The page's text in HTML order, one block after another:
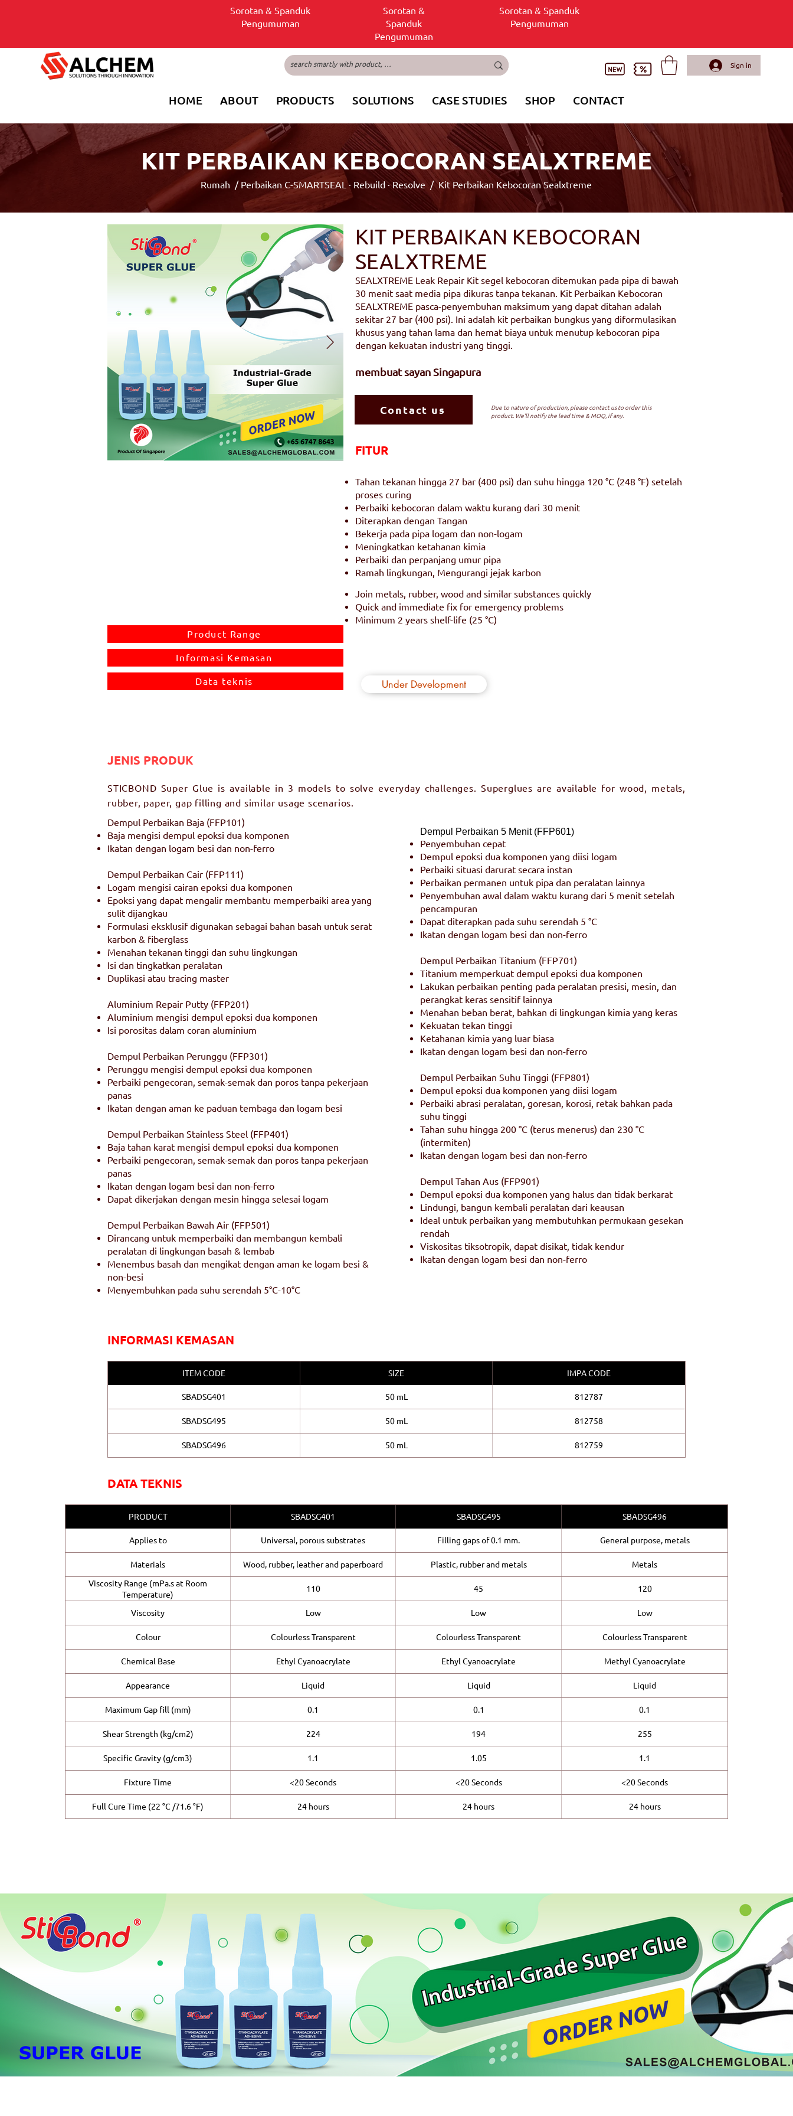
Sorotan & Spanduk
Pengumuman
Sorotan &
Spanduk
Pengumuman
Sorotan & Spanduk
Pengumuman
Sign in
HOME ABOUT PRODUCTS SOLUTIONS CASE STUDIES SHOP CONTACT
KIT PERBAIKAN KEBOCORAN SEALXTREME
Rumah / Perbaikan C-SMARTSEAL · Rebuild · Resolve / Kit Perbaikan Kebocoran Sealxtreme
Product Range
Informasi Kemasan
Data teknis
KIT PERBAIKAN KEBOCORAN
SEALXTREME
SEALXTREME Leak Repair Kit segel kebocoran ditemukan pada pipa di bawah
30 menit saat media pipa dikuras tanpa tekanan. Kit Perbaikan Kebocoran
SEALXTREME pasca-penyembuhan maksimum yang dapat ditahan adalah
sekitar 27 bar (400 psi). Ini adalah kit perbaikan bungkus yang diformulasikan
khusus yang tahan lama dan hemat biaya untuk menutup kebocoran pipa
dengan kekuatan industri yang tinggi.
membuat sayan Singapura
Contact us
Due to nature of production, please contact us to order this
product. We'll notify the lead time & MOQ, if any.
FITUR
Tahan tekanan hingga 27 bar (400 psi) dan suhu hingga 120 °C (248 °F) setelah
proses curing
Perbaiki kebocoran dalam waktu kurang dari 30 menit
Diterapkan dengan Tangan
Bekerja pada pipa logam dan non-logam
Meningkatkan ketahanan kimia
Perbaiki dan perpanjang umur pipa
Ramah lingkungan, Mengurangi jejak karbon
Join metals, rubber, wood and similar substances quickly
Quick and immediate fix for emergency problems
Minimum 2 years shelf-life (25 °C)
Under Development
JENIS PRODUK
STICBOND Super Glue is available in 3 models to solve everyday challenges. Superglues are available for wood, metals,
rubber, paper, gap filling and similar usage scenarios.
Dempul Perbaikan Baja (FFP101)
Baja mengisi dempul epoksi dua komponen
Ikatan dengan logam besi dan non-ferro
Dempul Perbaikan Cair (FFP111)
Logam mengisi cairan epoksi dua komponen
Epoksi yang dapat mengalir membantu memperbaiki area yang
sulit dijangkau
Formulasi eksklusif digunakan sebagai bahan basah untuk serat
karbon & fiberglass
Menahan tekanan tinggi dan suhu lingkungan
Isi dan tingkatkan peralatan
Duplikasi atau tracing master
Aluminium Repair Putty (FFP201)
Aluminium mengisi dempul epoksi dua komponen
Isi porositas dalam coran aluminium
Dempul Perbaikan Perunggu (FFP301)
Perunggu mengisi dempul epoksi dua komponen
Perbaiki pengecoran, semak-semak dan poros tanpa pekerjaan
panas
Ikatan dengan aman ke paduan tembaga dan logam besi
Dempul Perbaikan Stainless Steel (FFP401)
Baja tahan karat mengisi dempul epoksi dua komponen
Perbaiki pengecoran, semak-semak dan poros tanpa pekerjaan
panas
Ikatan dengan logam besi dan non-ferro
Dapat dikerjakan dengan mesin hingga selesai logam
Dempul Perbaikan Bawah Air (FFP501)
Dirancang untuk memperbaiki dan membangun kembali
peralatan di lingkungan basah & lembab
Menembus basah dan mengikat dengan aman ke logam besi &
non-besi
Menyembuhkan pada suhu serendah 5°C-10°C
Dempul Perbaikan 5 Menit (FFP601)
Penyembuhan cepat
Dempul epoksi dua komponen yang diisi logam
Perbaiki situasi darurat secara instan
Perbaikan permanen untuk pipa dan peralatan lainnya
Penyembuhan awal dalam waktu kurang dari 5 menit setelah
pencampuran
Dapat diterapkan pada suhu serendah 5 °C
Ikatan dengan logam besi dan non-ferro
Dempul Perbaikan Titanium (FFP701)
Titanium memperkuat dempul epoksi dua komponen
Lakukan perbaikan penting pada peralatan presisi, mesin, dan
perangkat keras sensitif lainnya
Menahan beban berat, bahkan di lingkungan kimia yang keras
Kekuatan tekan tinggi
Ketahanan kimia yang luar biasa
Ikatan dengan logam besi dan non-ferro
Dempul Perbaikan Suhu Tinggi (FFP801)
Dempul epoksi dua komponen yang diisi logam
Perbaiki abrasi peralatan, goresan, korosi, retak bahkan pada
suhu tinggi
Tahan suhu hingga 200 °C (terus menerus) dan 230 °C
(intermiten)
Ikatan dengan logam besi dan non-ferro
Dempul Tahan Aus (FFP901)
Dempul epoksi dua komponen yang halus dan tidak berkarat
Lindungi, bangun kembali peralatan dari keausan
Ideal untuk perbaikan yang membutuhkan permukaan gesekan
rendah
Viskositas tiksotropik, dapat disikat, tidak kendur
Ikatan dengan logam besi dan non-ferro
INFORMASI KEMASAN
ITEM CODE SIZE IMPA CODE
SBADSG401 50 mL 812787
SBADSG495 50 mL 812758
SBADSG496 50 mL 812759
DATA TEKNIS
PRODUCT SBADSG401 SBADSG495 SBADSG496
Applies to Universal, porous substrates Filling gaps of 0.1 mm. General purpose, metals
Materials Wood, rubber, leather and paperboard Plastic, rubber and metals Metals
Viscosity Range (mPa.s at Room
Temperature)
110 45 120
Viscosity Low Low Low
Colour Colourless Transparent Colourless Transparent Colourless Transparent
Chemical Base Ethyl Cyanoacrylate Ethyl Cyanoacrylate Methyl Cyanoacrylate
Appearance Liquid Liquid Liquid
Maximum Gap fill (mm) 0.1 0.1 0.1
Shear Strength (kg/cm2) 224 194 255
Specific Gravity (g/cm3) 1.1 1.05 1.1
Fixture Time <20 Seconds <20 Seconds <20 Seconds
Full Cure Time (22 °C /71.6 °F) 24 hours 24 hours 24 hours